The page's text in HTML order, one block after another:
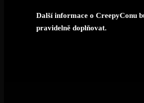
Další informace o CreepyConu
pravidelně doplňovat.